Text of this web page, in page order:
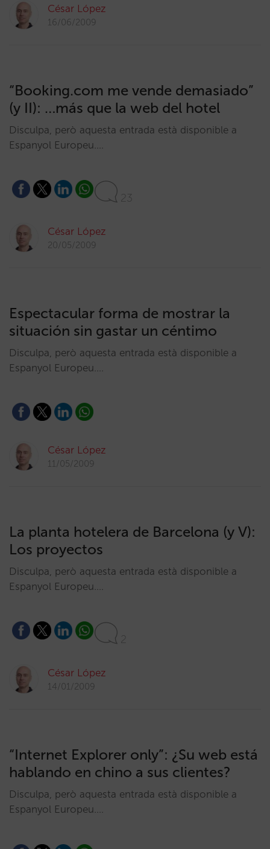
César López
16/06/2009
“Booking.com me vende demasiado”
(y II): …más que la web del hotel
Disculpa, però aquesta entrada està disponible a
Espanyol Europeu.…
23
César López
20/05/2009
Espectacular forma de mostrar la
situación sin gastar un céntimo
Disculpa, però aquesta entrada està disponible a
Espanyol Europeu.…
César López
11/05/2009
La planta hotelera de Barcelona (y V):
Los proyectos
Disculpa, però aquesta entrada està disponible a
Espanyol Europeu.…
2
César López
14/01/2009
“Internet Explorer only”: ¿Su web está
hablando en chino a sus clientes?
Disculpa, però aquesta entrada està disponible a
Espanyol Europeu.…